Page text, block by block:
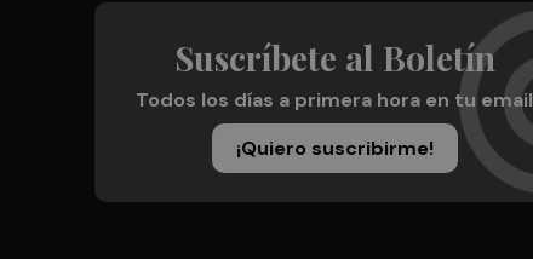
Suscríbete al Boletín
Todos los días a primera hora en tu email
¡Quiero suscribirme!